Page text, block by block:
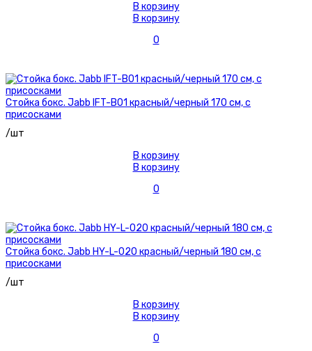
В корзину
В корзину
0
Стойка бокс. Jabb IFT-B01 красный/черный 170 см, с
присосками
/шт
В корзину
В корзину
0
Стойка бокс. Jabb HY-L-020 красный/черный 180 см, с
присосками
/шт
В корзину
В корзину
0